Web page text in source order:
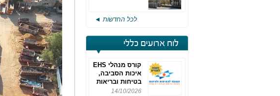
לכל החדשות ◄
לוח ארועים כללי
קורס מנהלי EHS
איכות הסביבה,
בטיחות ובריאות
תעסוקתית
14/10/2026